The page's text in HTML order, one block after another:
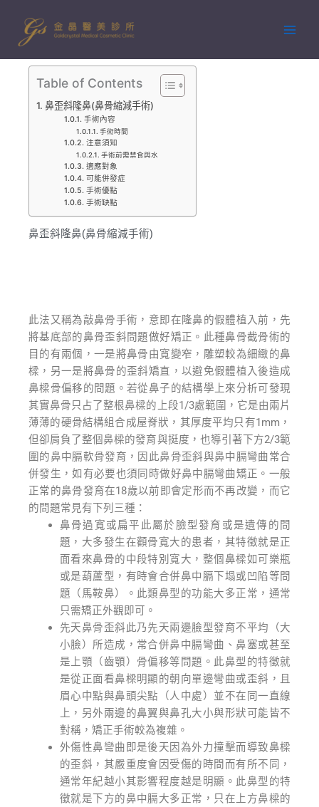
要
Table of Contents
鼻歪斜隆鼻(鼻骨縮減手術)
手術內容
手術時間
注意須知
手術前需禁食與水
適應對象
可能併發症
手術優點
手術缺點
鼻歪斜隆鼻(鼻骨縮減手術)
此法又稱為敲鼻骨手術，意即在隆鼻的假體植入前，先
將基底部的鼻骨歪斜問題做好矯正。此種鼻骨截骨術的
目的有兩個，一是將鼻骨由寬變窄，雕塑較為細緻的鼻
樑，另一是將鼻骨的歪斜矯直，以避免假體植入後造成
鼻樑骨偏移的問題。若從鼻子的結構學上來分析可發現
其實鼻骨只占了整根鼻樑的上段1/3處範圍，它是由兩片
薄薄的硬骨結構組合成屋脊狀，其厚度平均只有1mm，
但卻肩負了整個鼻樑的發育與挺度，也導引著下方2/3範
圍的鼻中膈軟骨發育，因此鼻骨歪斜與鼻中膈彎曲常合
併發生，如有必要也須同時做好鼻中膈彎曲矯正。一般
正常的鼻骨發育在18歲以前即會定形而不再改變，而它
的問題常見有下列三種：
鼻骨過寬或扁平此屬於臉型發育或是遺傳的問
題，大多發生在顴骨寬大的患者，其特徵就是正
面看來鼻骨的中段特別寬大，整個鼻樑如可樂瓶
或是葫蘆型，有時會合併鼻中膈下塌或凹陷等問
題（馬鞍鼻）。此類鼻型的功能大多正常，通常
只需矯正外觀即可。
先天鼻骨歪斜此乃先天兩邊臉型發育不平均（大
小臉）所造成，常合併鼻中膈彎曲、鼻塞或甚至
是上顎（齒顎）骨偏移等問題。此鼻型的特徵就
是從正面看鼻樑明顯的朝向單邊彎曲或歪斜，且
眉心中點與鼻頭尖點（人中處）並不在同一直線
上，另外兩邊的鼻翼與鼻孔大小與形狀可能皆不
對稱，矯正手術較為複雜。
外傷性鼻彎曲即是後天因為外力撞擊而導致鼻樑
的歪斜，其嚴重度會因受傷的時間而有所不同，
通常年紀越小其影響程度越是明顯。此鼻型的特
徵就是下方的鼻中膈大多正常，只在上方鼻樑的